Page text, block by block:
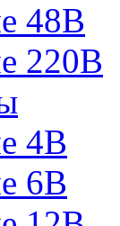
48В
220В
4В
6В